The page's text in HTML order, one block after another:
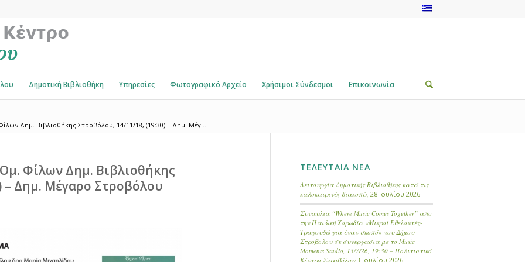
Δημοτική Βιβλιοθήκη Υπηρεσίες Φωτογραφικό Αρχείο Χρήσιμοι Σύνδεσμοι Επικοινωνία
Δημ. Βιβλιοθήκης Στροβόλου, 14/11/18, (19:30) – Δημ. Μέγ...
Φίλων Δημ. Βιβλιοθήκης
– Δημ. Μέγαρο Στροβόλου
ΤΕΛΕΥΤΑΙΑ ΝΕΑ
Λειτουργία Δημοτικής Βιβλιοθήκης κατά τις
καλοκαιρινές διακοπές 28 Ιουλίου 2026
Συναυλία “Where Music Comes Together” από
την Παιδική Χορωδία «Μικροί Εθελοντές-
Τραγουδώ για έναν σκοπό» του Δήμου
Στροβόλου σε συνεργασία με το Music
Moments Studio, 13/7/26, 19:30 – Πολιτιστικό
Κέντρο Στροβόλου 3 Ιουλίου 2026